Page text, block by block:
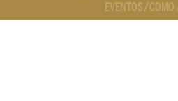
EVENTOS/COMO